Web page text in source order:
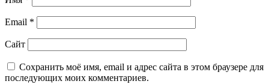
Email *
Сайт
Сохранить моё имя, email и адрес сайта в этом браузере для
последующих моих комментариев.